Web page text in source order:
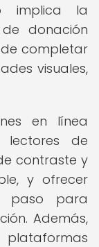
implica la
donación
completar
visuales,
en línea
lectores de
contraste y
y ofrecer
paso para
Además,